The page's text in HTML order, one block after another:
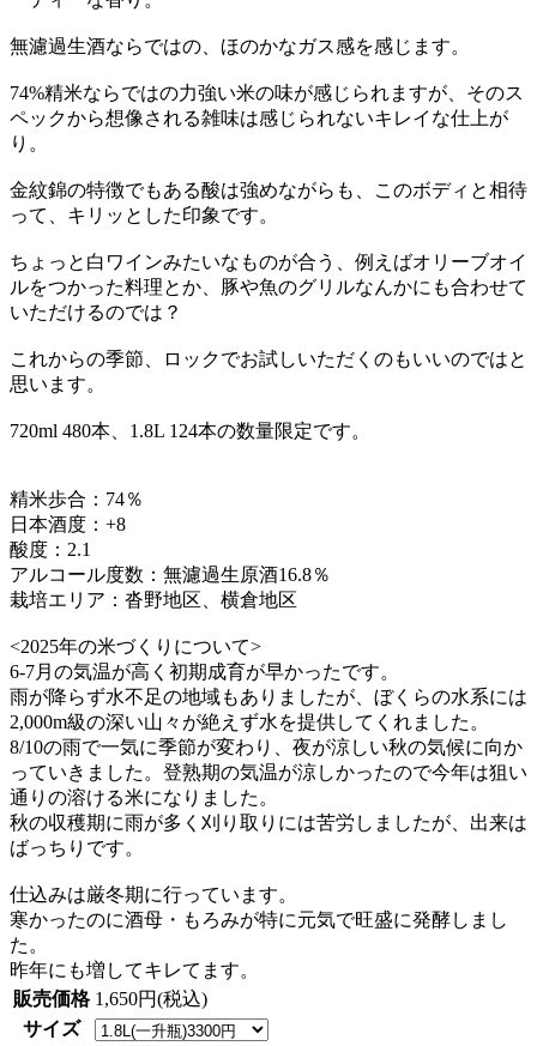
無濾過生酒ならではの、ほのかなガス感を感じます。
74%精米ならではの力強い米の味が感じられますが、そのス
ペックから想像される雑味は感じられないキレイな仕上が
り。
金紋錦の特徴でもある酸は強めながらも、このボディと相待
って、キリッとした印象です。
ちょっと白ワインみたいなものが合う、例えばオリーブオイ
ルをつかった料理とか、豚や魚のグリルなんかにも合わせて
いただけるのでは？
これからの季節、ロックでお試しいただくのもいいのではと
思います。
720ml 480本、1.8L 124本の数量限定です。
精米歩合：74％
日本酒度：+8
酸度：2.1
アルコール度数：無濾過生原酒16.8％
栽培エリア：沓野地区、横倉地区
<2025年の米づくりについて>
6-7月の気温が高く初期成育が早かったです。
雨が降らず水不足の地域もありましたが、ぼくらの水系には
2,000m級の深い山々が絶えず水を提供してくれました。
8/10の雨で一気に季節が変わり、夜が涼しい秋の気候に向か
っていきました。登熟期の気温が涼しかったので今年は狙い
通りの溶ける米になりました。
秋の収穫期に雨が多く刈り取りには苦労しましたが、出来は
ばっちりです。
仕込みは厳冬期に行っています。
寒かったのに酒母・もろみが特に元気で旺盛に発酵しまし
た。
昨年にも増してキレてます。
販売価格 1,650円(税込)
サイズ